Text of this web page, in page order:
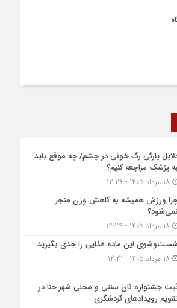
پارگی رگ خونی در چشم/ چه موقع باید
به پزشک مراجعه کنیم؟
ورزش همیشه به کاهش وزن منجر
نمی‌شود؟
شست‌وشوی این ماده غذایی را جدی بگیرید
جشنواره نان سنتی و محلی شهر حنا در
رویداد‌های گردشگری